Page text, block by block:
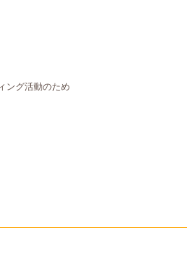
ング活動のため